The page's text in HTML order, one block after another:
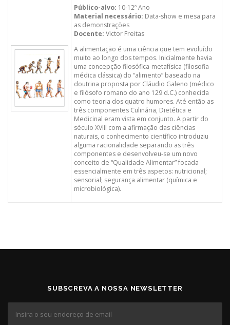
Público-alvo: 10-12º Ano
Material necessário: Data-show e mesa para
as demonstrações
Docente: Victor Freitas
A alimentação é uma ciência que tem evoluído
muito ao longo dos tempos. Inicialmente havia
uma concepção filosófica-metafísica (filosofia
médica clássica) do “alimento” baseado na
doutrina proposta por Cláudio Galeno (médico
e filósofo romano do ano 129 d.C.) conhecida
como teoria dos quatro humores. Até então as
três componentes Culinária, Dietética e
Medicinal eram vista em conjunto. A partir do
século XVIII com a afirmação das ciências
naturais, o conhecimento científico introduziu
alguma racionalidade separando as três
componentes e desenvolveu-se um novo
conceito de “Qualidade Alimentar” focada
essencialmente em três aspetos: nutricional;
sensorial; segurança alimentar (química e
microbiológica).
SUBSCREVA A NOSSA NEWSLETTER